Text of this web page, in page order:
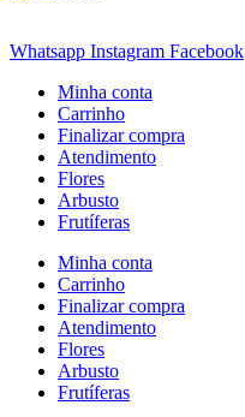
Whatsapp Instagram Facebook
Minha conta
Carrinho
Finalizar compra
Atendimento
Flores
Arbusto
Frutíferas
Minha conta
Carrinho
Finalizar compra
Atendimento
Flores
Arbusto
Frutíferas